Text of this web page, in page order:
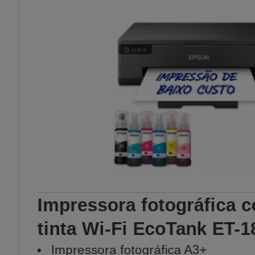
Impressora fotográfica
tinta Wi-Fi EcoTank ET-
Impressora fotográfica A3+